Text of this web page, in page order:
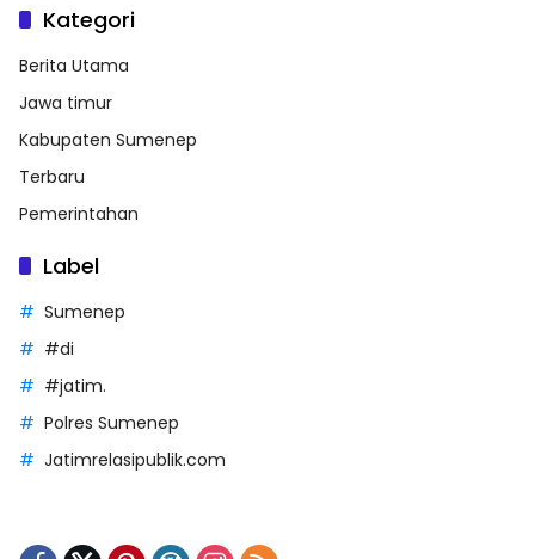
Kategori
Berita Utama
Jawa timur
Kabupaten Sumenep
Terbaru
Pemerintahan
Label
Sumenep
#di
#jatim.
Polres Sumenep
Jatimrelasipublik.com